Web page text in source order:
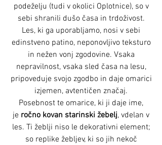
podeželju (tudi v okolici Oplotnice), so v
sebi shranili dušo časa in trdoživost.
Les, ki ga uporabljamo, nosi v sebi
edinstveno patino, neponovljivo teksturo
in nežen vonj zgodovine. Vsaka
nepravilnost, vsaka sled časa na lesu,
pripoveduje svojo zgodbo in daje omarici
izjemen, avtentičen značaj.
Posebnost te omarice, ki ji daje ime,
je ročno kovan starinski žebelj, vdelan v
les. Ti žeblji niso le dekorativni element;
so replike žebljev, ki so jih nekoč